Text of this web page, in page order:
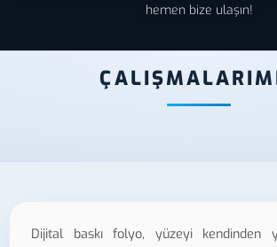
hemen bize ulaşın!
Dijital baskı folyo, yüzeyi kendinden